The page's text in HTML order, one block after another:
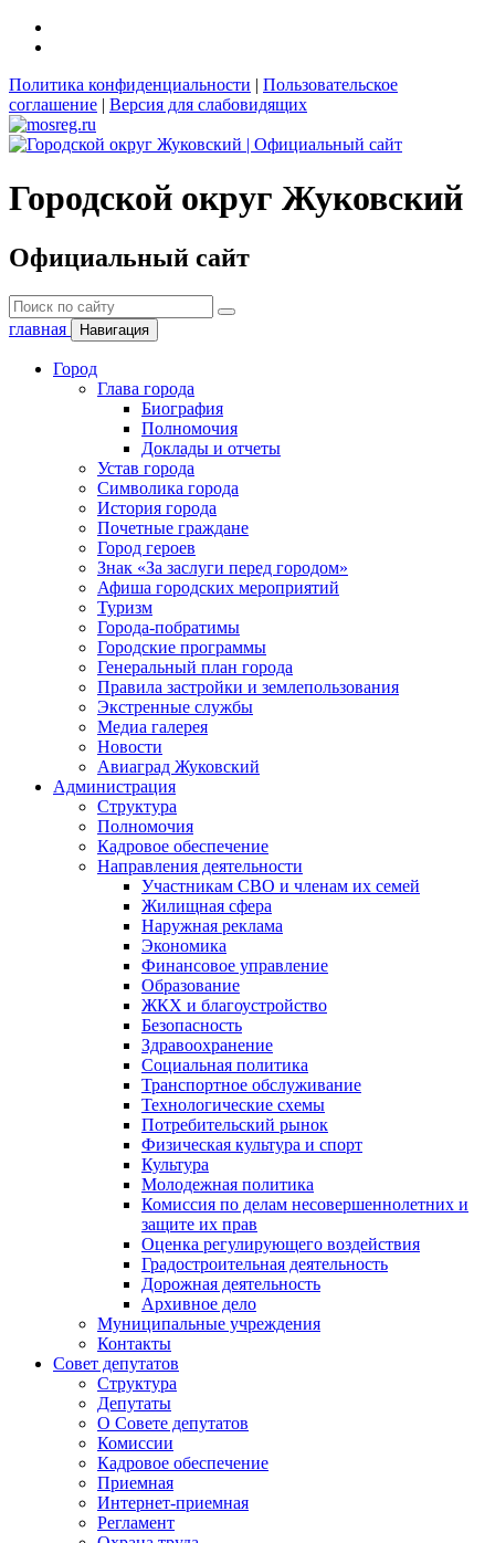
Политика конфиденциальности | Пользовательское
соглашение | Версия для слабовидящих
Городской округ Жуковский
Официальный сайт
главная Навигация
Город
Глава города
Биография
Полномочия
Доклады и отчеты
Устав города
Символика города
История города
Почетные граждане
Город героев
Знак «За заслуги перед городом»
Афиша городских мероприятий
Туризм
Города-побратимы
Городские программы
Генеральный план города
Правила застройки и землепользования
Экстренные службы
Медиа галерея
Новости
Авиаград Жуковский
Администрация
Структура
Полномочия
Кадровое обеспечение
Направления деятельности
Участникам СВО и членам их семей
Жилищная сфера
Наружная реклама
Экономика
Финансовое управление
Образование
ЖКХ и благоустройство
Безопасность
Здравоохранение
Социальная политика
Транспортное обслуживание
Технологические схемы
Потребительский рынок
Физическая культура и спорт
Культура
Молодежная политика
Комиссия по делам несовершеннолетних и
защите их прав
Оценка регулирующего воздействия
Градостроительная деятельность
Дорожная деятельность
Архивное дело
Муниципальные учреждения
Контакты
Совет депутатов
Структура
Депутаты
О Совете депутатов
Комиссии
Кадровое обеспечение
Приемная
Интернет-приемная
Регламент